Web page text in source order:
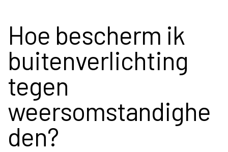
Hoe bescherm ik
buitenverlichting
tegen
weersomstandighe
den?